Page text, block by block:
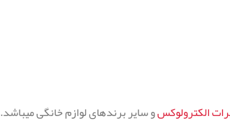
الکترولوکسو سایر برندهای لوازم خانگی میباشد.